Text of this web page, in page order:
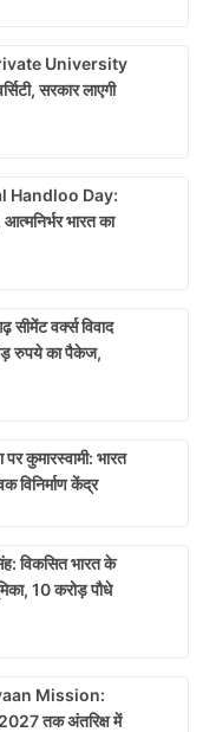
University
सरकार लाएगी
Handloo Day:
भारत का
सीमेंट वर्क्स विवाद
रुपये का पैकेज,
पर कुमारस्वामी: भारत
विनिर्माण केंद्र
विकसित भारत के
10 करोड़ पौधे
Mission:
तक अंतरिक्ष में